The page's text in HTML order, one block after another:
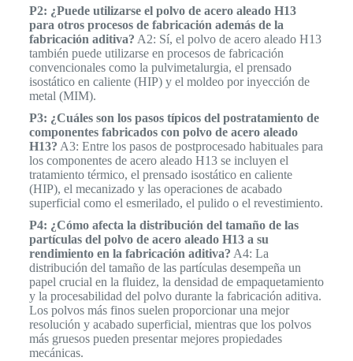
P2: ¿Puede utilizarse el polvo de acero aleado H13
para otros procesos de fabricación además de la
fabricación aditiva? A2: Sí, el polvo de acero aleado H13
también puede utilizarse en procesos de fabricación
convencionales como la pulvimetalurgia, el prensado
isostático en caliente (HIP) y el moldeo por inyección de
metal (MIM).
P3: ¿Cuáles son los pasos típicos del postratamiento de
componentes fabricados con polvo de acero aleado
H13? A3: Entre los pasos de postprocesado habituales para
los componentes de acero aleado H13 se incluyen el
tratamiento térmico, el prensado isostático en caliente
(HIP), el mecanizado y las operaciones de acabado
superficial como el esmerilado, el pulido o el revestimiento.
P4: ¿Cómo afecta la distribución del tamaño de las
partículas del polvo de acero aleado H13 a su
rendimiento en la fabricación aditiva? A4: La
distribución del tamaño de las partículas desempeña un
papel crucial en la fluidez, la densidad de empaquetamiento
y la procesabilidad del polvo durante la fabricación aditiva.
Los polvos más finos suelen proporcionar una mejor
resolución y acabado superficial, mientras que los polvos
más gruesos pueden presentar mejores propiedades
mecánicas.